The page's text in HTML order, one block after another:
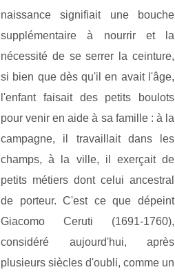
naissance signifiait une bouche
supplémentaire à nourrir et la
nécessité de se serrer la ceinture,
si bien que dès qu'il en avait l'âge,
l'enfant faisait des petits boulots
pour venir en aide à sa famille : à la
campagne, il travaillait dans les
champs, à la ville, il exerçait de
petits métiers dont celui ancestral
de porteur. C'est ce que dépeint
Giacomo Ceruti (1691-1760),
considéré aujourd'hui, après
plusieurs siècles d'oubli, comme un